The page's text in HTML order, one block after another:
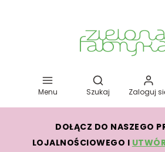
Menu
Otwórz
Szukaj Zaloguj
DOŁĄCZ DO NASZEGO
LOJALNOŚCIOWEGO I